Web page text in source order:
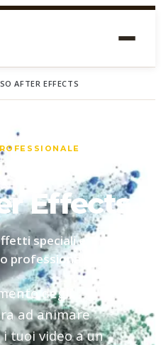
AFTER EFFECTS
Effects
speciali e
professionale
degli
ad animare
tuoi video a un